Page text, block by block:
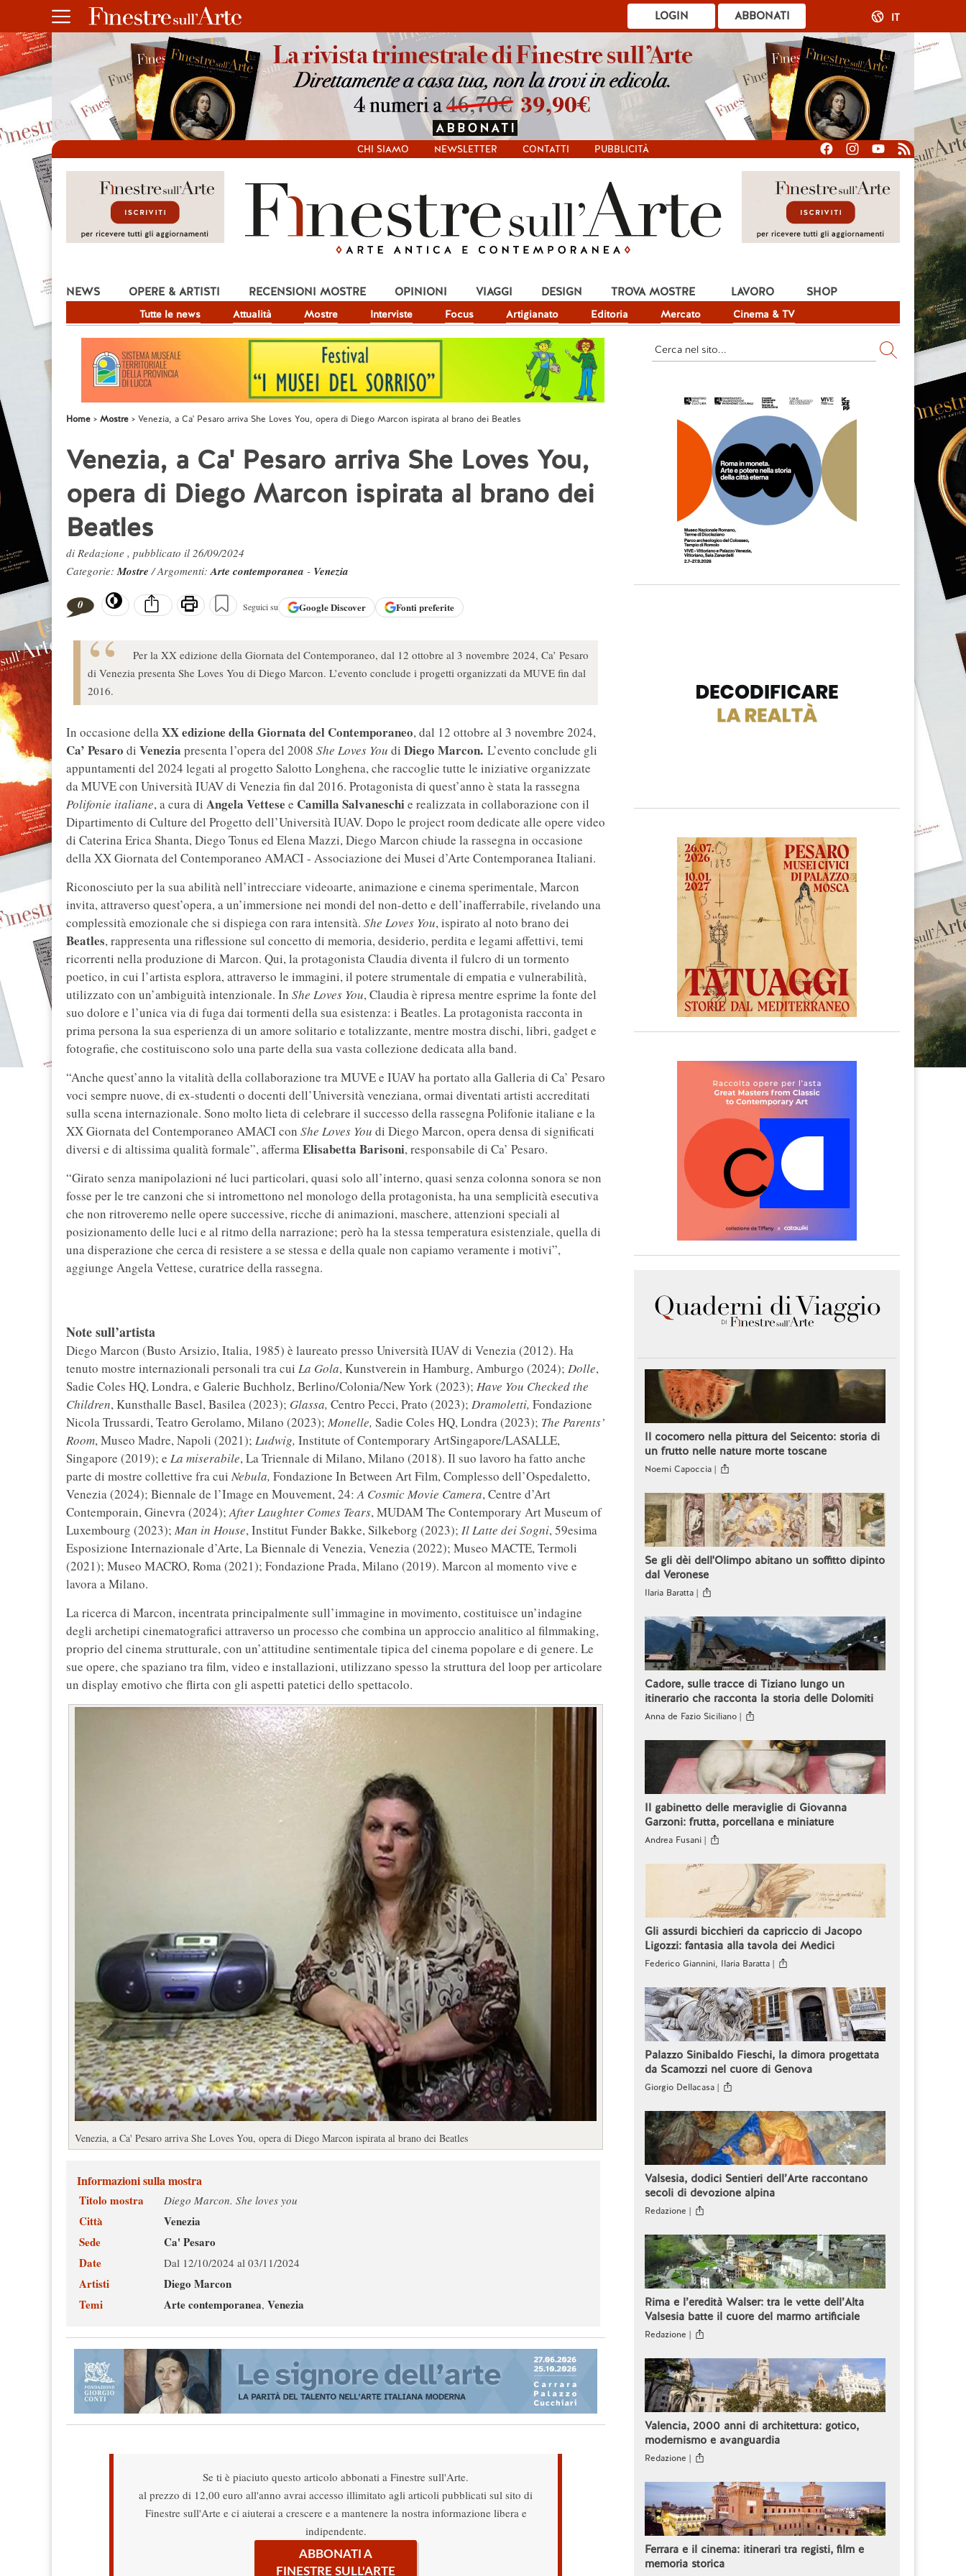
ABBONATI
LOGIN IT
CHI SIAMO NEWSLETTER CONTATTI PUBBLICITÀ
NEWS
Tutte le news Attualità Mostre Interviste Focus Artigianato Editoria Mercato Cinema & TV
OPERE & ARTISTI RECENSIONI MOSTRE OPINIONI VIAGGI DESIGN TROVA MOSTRE LAVORO SHOP
Home Mostre Venezia, a Ca' Pesaro arriva She Loves You, opera di Diego Marcon ispirata al brano dei Beatles
Venezia, a Ca' Pesaro arriva She Loves You,
opera di Diego Marcon ispirata al brano dei
Beatles
di Redazione , pubblicato il 26/09/2024
Categorie:Mostre/ Argomenti:Arte contemporanea - Venezia
0 Seguici su GoogleDiscover Fonti preferite
Per la XX edizione della Giornata del Contemporaneo, dal 12 ottobre al 3 novembre 2024, Ca’ Pesaro
di Venezia presenta She Loves You di Diego Marcon. L’evento conclude i progetti organizzati da MUVE fin dal
2016.
In occasione dellaXX edizione della Giornata del Contemporaneo, dal 12 ottobre al 3 novembre 2024,
Ca’ Pesaro di Venezia presenta l’opera del 2008 She Loves You di Diego Marcon. L’evento conclude gli
appuntamenti del 2024 legati al progetto Salotto Longhena, che raccoglie tutte le iniziative organizzate
da MUVE con Università IUAV di Venezia fin dal 2016. Protagonista di quest’anno è stata la rassegna
Polifonie italiane, a cura di Angela Vettese e Camilla Salvaneschie realizzata in collaborazione con il
Dipartimento di Culture del Progetto dell’Università IUAV. Dopo le project room dedicate alle opere video
di Caterina Erica Shanta, Diego Tonus ed Elena Mazzi, Diego Marcon chiude la rassegna in occasione
della XX Giornata del Contemporaneo AMACI - Associazione dei Musei d’Arte Contemporanea Italiani.
Riconosciuto per la sua abilità nell’intrecciare videoarte, animazione e cinema sperimentale, Marcon
invita, attraverso quest’opera, a un’immersione nei mondi del non-detto e dell’inafferrabile, rivelando una
complessità emozionale che si dispiega con rara intensità. She Loves You, ispirato al noto brano dei
Beatles, rappresenta una riflessione sul concetto di memoria, desiderio, perdita e legami affettivi, temi
ricorrenti nella produzione di Marcon. Qui, la protagonista Claudia diventa il fulcro di un tormento
poetico, in cui l’artista esplora, attraverso le immagini, il potere strumentale di empatia e vulnerabilità,
utilizzato con un’ambiguità intenzionale. In She Loves You, Claudia è ripresa mentre esprime la fonte del
suo dolore e l’unica via di fuga dai tormenti della sua esistenza: i Beatles. La protagonista racconta in
prima persona la sua esperienza di un amore solitario e totalizzante, mentre mostra dischi, libri, gadget e
fotografie, che costituiscono solo una parte della sua vasta collezione dedicata alla band.
“Anche quest’anno la vitalità della collaborazione tra MUVE e IUAV ha portato alla Galleria di Ca’ Pesaro
voci sempre nuove, di ex-studenti o docenti dell’Università veneziana, ormai diventati artisti accreditati
sulla scena internazionale. Sono molto lieta di celebrare il successo della rassegna Polifonie italiane e la
XX Giornata del Contemporaneo AMACI con She Loves You di Diego Marcon, opera densa di significati
diversi e di altissima qualità formale”, affermaElisabetta Barisoni, responsabile di Ca’ Pesaro.
“Girato senza manipolazioni né luci particolari, quasi solo all’interno, quasi senza colonna sonora se non
fosse per le tre canzoni che si intromettono nel monologo della protagonista, ha una semplicità esecutiva
che non ritroveremo nelle opere successive, ricche di animazioni, maschere, attenzioni speciali al
posizionamento delle luci e al ritmo della narrazione; però ha la stessa temperatura esistenziale, quella di
una disperazione che cerca di resistere a se stessa e della quale non capiamo veramente i motivi”,
aggiunge Angela Vettese, curatrice della rassegna.
Note sull’artista
Diego Marcon (Busto Arsizio, Italia, 1985) è laureato presso Università IUAV di Venezia (2012). Ha
tenuto mostre internazionali personali tra cui La Gola, Kunstverein in Hamburg, Amburgo (2024); Dolle,
Sadie Coles HQ, Londra, e Galerie Buchholz, Berlino/Colonia/New York (2023); Have You Checked the
Children, Kunsthalle Basel, Basilea (2023); Glassa, Centro Pecci, Prato (2023); Dramoletti, Fondazione
Nicola Trussardi, Teatro Gerolamo, Milano (2023); Monelle, Sadie Coles HQ, Londra (2023); The Parents’
Room, Museo Madre, Napoli (2021); Ludwig, Institute of Contemporary ArtSingapore/LASALLE,
Singapore (2019); e La miserabile, La Triennale di Milano, Milano (2018). Il suo lavoro ha fatto anche
parte di mostre collettive fra cui Nebula, Fondazione In Between Art Film, Complesso dell’Ospedaletto,
Venezia (2024); Biennale de l’Image en Mouvement, 24: A Cosmic Movie Camera, Centre d’Art
Contemporain, Ginevra (2024);After Laughter Comes Tears, MUDAM The Contemporary Art Museum of
Luxembourg (2023); Man in House, Institut Funder Bakke, Silkeborg (2023); Il Latte dei Sogni, 59esima
Esposizione Internazionale d’Arte, La Biennale di Venezia, Venezia (2022); Museo MACTE, Termoli
(2021); Museo MACRO, Roma (2021); Fondazione Prada, Milano (2019). Marcon al momento vive e
lavora a Milano.
La ricerca di Marcon, incentrata principalmente sull’immagine in movimento, costituisce un’indagine
degli archetipi cinematografici attraverso un processo che combina un approccio analitico al filmmaking,
proprio del cinema strutturale, con un’attitudine sentimentale tipica del cinema popolare e di genere. Le
sue opere, che spaziano tra film, video e installazioni, utilizzano spesso la struttura del loop per articolare
un display emotivo che flirta con gli aspetti patetici dello spettacolo.
Venezia, a Ca' Pesaro arriva She Loves You, opera di Diego Marcon ispirata al brano dei Beatles
Informazioni sulla mostra
Titolo mostra Diego Marcon. She loves you
Città
Venezia
Sede
Ca' Pesaro
Date
Dal 12/10/2024 al 03/11/2024
Artisti
Diego Marcon
Temi
Arte contemporanea, Venezia
Se ti è piaciuto questo articolo abbonati a Finestre sull'Arte.
al prezzo di 12,00 euro all'anno avrai accesso illimitato agli articoli pubblicati sul sito di
Finestre sull'Arte e ci aiuterai a crescere e a mantenere la nostra informazione libera e
indipendente.
ABBONATI A
FINESTRE SULL'ARTE
Il cocomero nella pittura del Seicento: storia di
un frutto nelle nature morte toscane
Noemi Capoccia |
Se gli dèi dell'Olimpo abitano un soffitto dipinto
dal Veronese
Ilaria Baratta |
Cadore, sulle tracce di Tiziano lungo un
itinerario che racconta la storia delle Dolomiti
Anna de Fazio Siciliano |
Il gabinetto delle meraviglie di Giovanna
Garzoni: frutta, porcellana e miniature
Andrea Fusani |
Gli assurdi bicchieri da capriccio di Jacopo
Ligozzi: fantasia alla tavola dei Medici
Federico Giannini, Ilaria Baratta |
Palazzo Sinibaldo Fieschi, la dimora progettata
da Scamozzi nel cuore di Genova
Giorgio Dellacasa |
Valsesia, dodici Sentieri dell’Arte raccontano
secoli di devozione alpina
Redazione |
Rima e l’eredità Walser: tra le vette dell’Alta
Valsesia batte il cuore del marmo artificiale
Redazione |
Valencia, 2000 anni di architettura: gotico,
modernismo e avanguardia
Redazione |
Ferrara e il cinema: itinerari tra registi, film e
memoria storica